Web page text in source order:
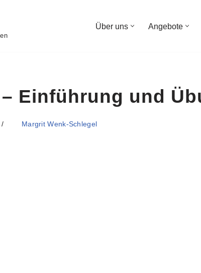
Über uns Angebote
Einführung und
Margrit Wenk-Schlegel